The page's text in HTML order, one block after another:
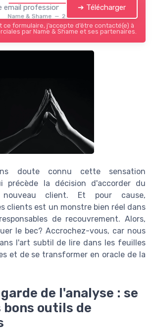
Name & Shame — 2026
➔ Télécharger
ce formulaire, j’accepte d’être contacté(e) à
par Name & Shame et ses partenaires.
doute connu cette sensation
précède la décision d'accorder du
client. Et pour cause,
clients est un monstre bien réel dans
de recouvrement. Alors,
le bec? Accrochez-vous, car nous
l'art subtil de lire dans les feuilles
et de se transformer en oracle de la
de l'analyse : se
bons outils de